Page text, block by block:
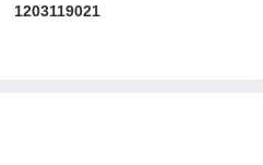
1203119021